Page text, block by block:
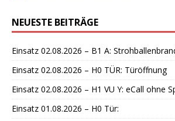
w
e
s
NEUESTE BEITRÄGE
Einsatz 02.08.2026 – B1 A:
Einsatz 02.08.2026 – H0 TÜR: Türöffnung
Einsatz 02.08.2026 – H1 VU Y: eCall ohne
Einsatz 01.08.2026 – H0 Tür: